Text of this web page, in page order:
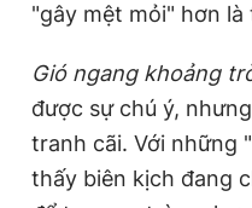
"gây mệt mỏi" hơn là
Gió ngang khoảng
được sự chú ý,
tranh cãi. Với những
thấy biên kịch đang